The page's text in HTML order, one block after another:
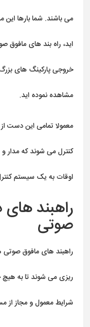
می باشند. شما بارها این
اید، راه بند های مافوق
خروجی پارکینگ های
مشاهده نموده اید.
معمولا تمامی این دست
کنترل می شوند که مدار
اوقات به یک سیستم
راهبند
صوتی
راهبند های مافوق صوتی
ریزی می شوند تا به هیچ
شرایط معمول و مجاز از